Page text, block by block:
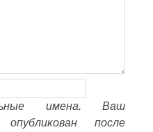
имена. Ваш
после